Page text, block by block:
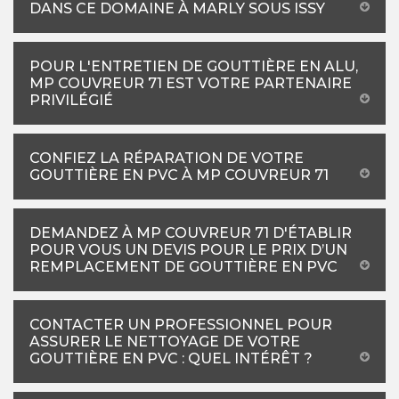
DANS CE DOMAINE À MARLY SOUS ISSY
POUR L'ENTRETIEN DE GOUTTIÈRE EN ALU,
MP COUVREUR 71 EST VOTRE PARTENAIRE
PRIVILÉGIÉ
CONFIEZ LA RÉPARATION DE VOTRE
GOUTTIÈRE EN PVC À MP COUVREUR 71
DEMANDEZ À MP COUVREUR 71 D'ÉTABLIR
POUR VOUS UN DEVIS POUR LE PRIX D’UN
REMPLACEMENT DE GOUTTIÈRE EN PVC
CONTACTER UN PROFESSIONNEL POUR
ASSURER LE NETTOYAGE DE VOTRE
GOUTTIÈRE EN PVC : QUEL INTÉRÊT ?